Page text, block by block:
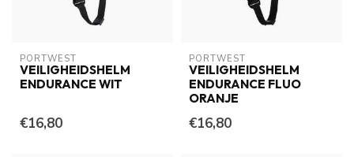
PORTWEST
VEILIGHEIDSHELM
ENDURANCE WIT
€16,80
PORTWEST
VEILIGHEIDSHELM
ENDURANCE FLUO
ORANJE
€16,80